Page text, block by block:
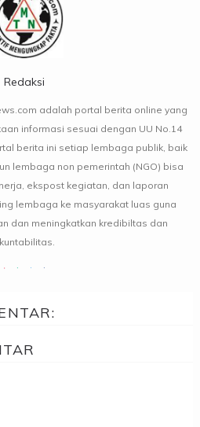
Redaksi
adalah portal berita online yang
informasi sesuai dengan UU No.14
berita ini setiap lembaga publik, baik
lembaga non pemerintah (NGO) bisa
ekspost kegiatan, dan laporan
lembaga ke masyarakat luas guna
dan meningkatkan kredibiltas dan